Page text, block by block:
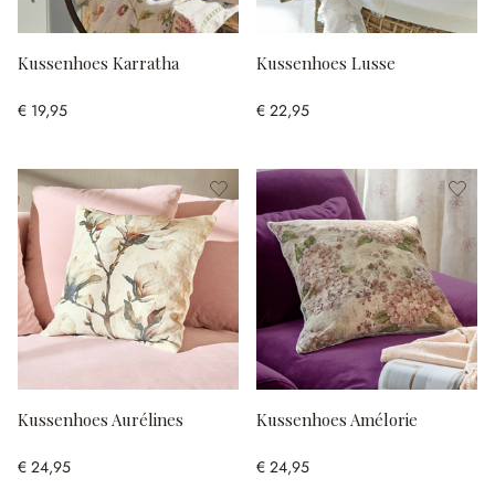
Kussenhoes Karratha
€ 19,95
Kussenhoes Lusse
€ 22,95
Kussenhoes Aurélines
€ 24,95
Kussenhoes Amélorie
€ 24,95